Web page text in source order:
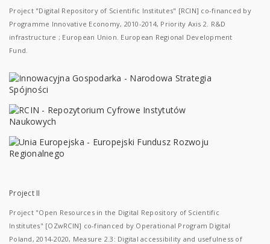
Project "Digital Repository of Scientific Institutes" [RCIN] co-financed by
Programme Innovative Economy, 2010-2014, Priority Axis 2. R&D
infrastructure ; European Union. European Regional Development
Fund.
Project II
Project "Open Resources in the Digital Repository of Scientific
Institutes" [OZwRCIN] co-financed by Operational Program Digital
Poland, 2014-2020, Measure 2.3: Digital accessibility and usefulness of